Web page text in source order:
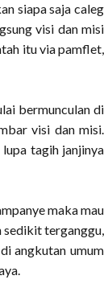
siapa saja caleg
visi dan misi
itu via pamflet,
bermunculan di
visi dan misi.
tagih janjinya
maka mau
sedikit terganggu,
angkutan umum